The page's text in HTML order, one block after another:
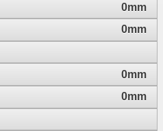
0mm
0mm
0mm
0mm